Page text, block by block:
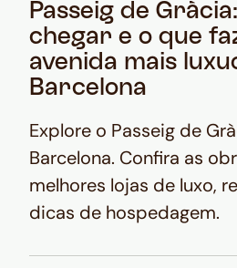
Passeig de
chegar e o que
avenida mais
Barcelona
Explore o Passeig de
Barcelona. Confira as
melhores lojas de luxo,
dicas de hospedagem.